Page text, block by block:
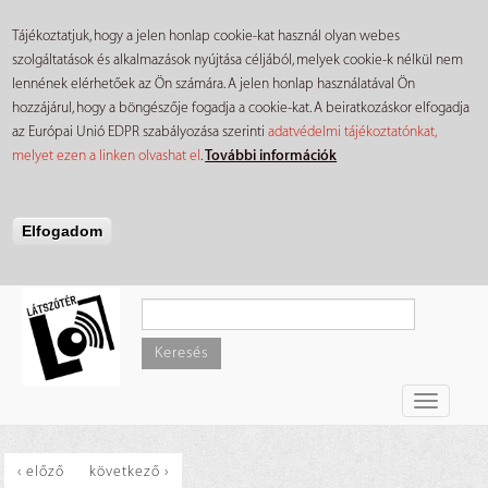
Tájékoztatjuk, hogy a jelen honlap cookie-kat használ olyan webes
szolgáltatások és alkalmazások nyújtása céljából, melyek cookie-k nélkül nem
lennének elérhetőek az Ön számára. A jelen honlap használatával Ön
hozzájárul, hogy a böngészője fogadja a cookie-kat. A beiratkozáskor elfogadja
az Európai Unió EDPR szabályozása szerintiadatvédelmi tájékoztatónkat,
melyet ezen a linken olvashat el.További információk
Elfogadom
tartalomra
Keresés
Toggle
‹ előző következő ›